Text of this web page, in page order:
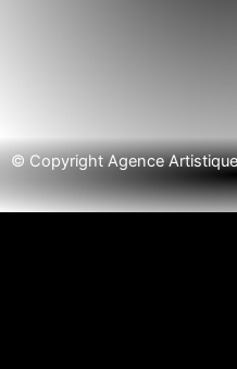
© Copyright Agence